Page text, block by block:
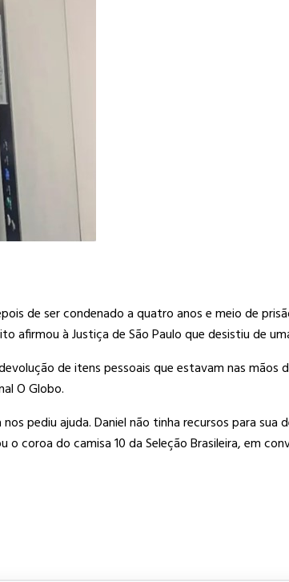
de ser condenado a quatro anos e meio de
afirmou à Justiça de São Paulo que desistiu de
de itens pessoais que estavam nas mãos
O Globo.
pediu ajuda. Daniel não tinha recursos para
coroa do camisa 10 da Seleção Brasileira, em